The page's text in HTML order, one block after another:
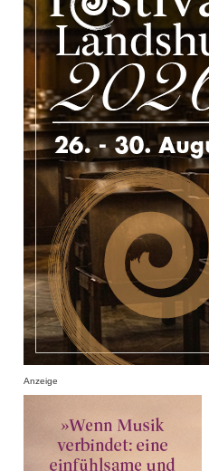
Anzeige